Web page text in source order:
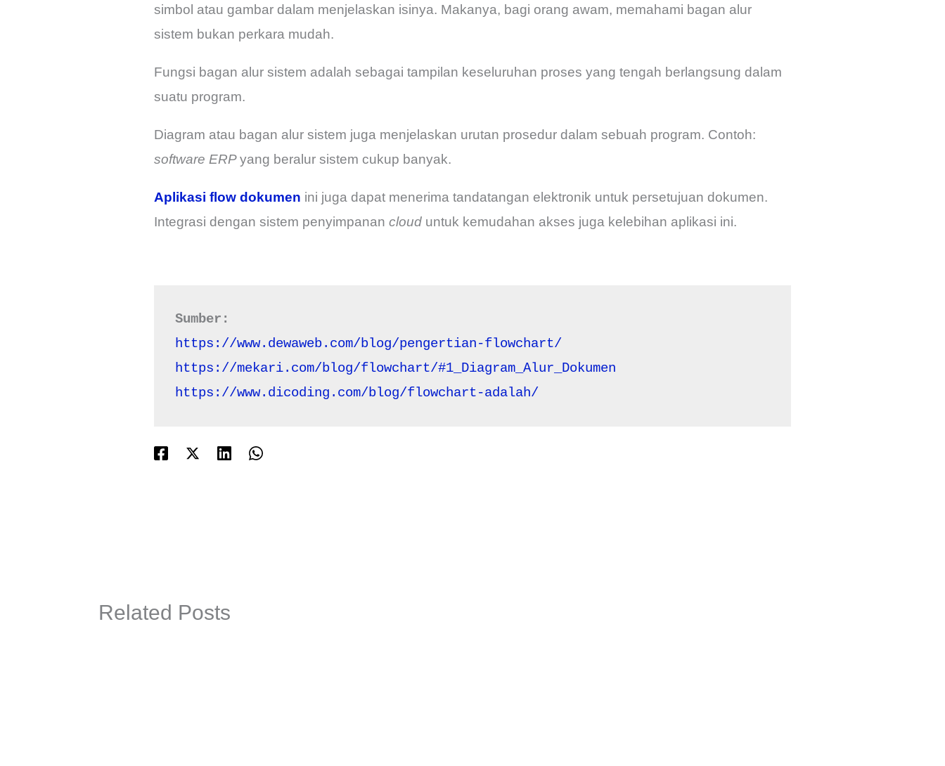
simbol atau gambar dalam menjelaskan isinya. Makanya, bagi orang awam, memahami bagan alur
sistem bukan perkara mudah.
Fungsi bagan alur sistem adalah sebagai tampilan keseluruhan proses yang tengah berlangsung dalam
suatu program.
Diagram atau bagan alur sistem juga menjelaskan urutan prosedur dalam sebuah program. Contoh:
software ERPyang beralur sistem cukup banyak.
Aplikasi flow dokumen ini juga dapat menerima tandatangan elektronik untuk persetujuan dokumen.
Integrasi dengan sistem penyimpanan cloud untuk kemudahan akses juga kelebihan aplikasi ini.
Sumber:
https://www.dewaweb.com/blog/pengertian-flowchart/
https://mekari.com/blog/flowchart/#1_Diagram_Alur_Dokumen
https://www.dicoding.com/blog/flowchart-adalah/
Related Posts